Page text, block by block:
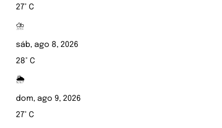
27° C
⛈️
sáb, ago 8, 2026
28° C
🌦️
dom, ago 9, 2026
27° C